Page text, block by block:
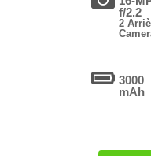
f/2.2
2
3000
mAh